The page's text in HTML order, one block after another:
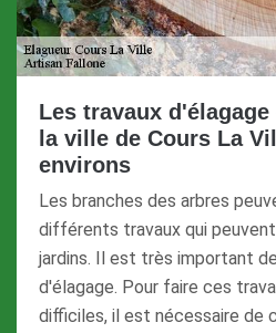
Les travaux
la ville de Cours La
environs
Les branches des arbres
différents travaux qui
jardins. Il est très important
d'élagage. Pour faire ces
difficiles, il est nécessaire de